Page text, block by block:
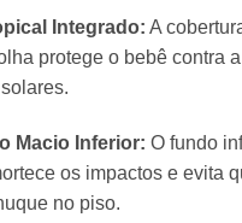
Integrado: A
protege o bebê contra
Macio Inferior: O fundo
os impactos e evita
no piso.